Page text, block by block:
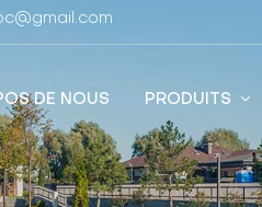
DE NOUS PRODUITS